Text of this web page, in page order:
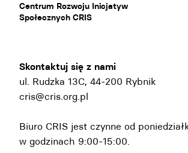
Centrum Rozwoju Inicjatyw
Społecznych CRIS
Skontaktuj się z nami
ul. Rudzka 13C, 44-200 Rybnik
cris@cris.org.pl
Biuro CRIS jest czynne od
w godzinach 9:00-15:00.